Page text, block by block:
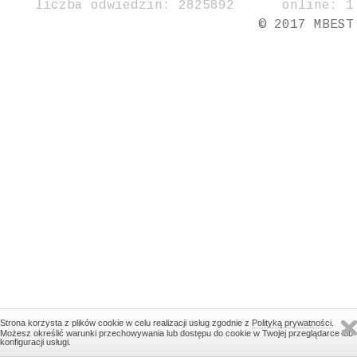
Strona korzysta z plików cookie w celu realizacji usług zgodnie z Polityką prywatności
Możesz określić warunki przechowywania lub dostępu do cookie w Twojej przeglądarce lub
konfiguracji usługi.
liczba odwiedzin: 2825892 online: 1
© 2017 MBEST